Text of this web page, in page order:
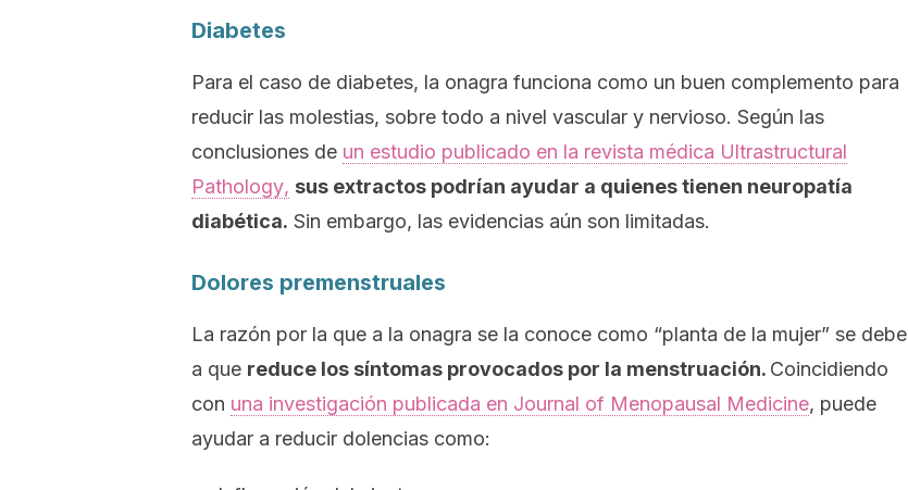
Diabetes
Para el caso de diabetes, la onagra funciona como un buen complemento para
reducir las molestias, sobre todo a nivel vascular y nervioso. Según las
conclusiones de un estudio publicado en la revista médica Ultrastructural
Pathology, sus extractos podrían ayudar a quienes tienen neuropatía
diabética. Sin embargo, las evidencias aún son limitadas.
Dolores premenstruales
La razón por la que a la onagra se la conoce como “planta de la mujer” se debe
a que reduce los síntomas provocados por la menstruación. Coincidiendo
con una investigación publicada en Journal of Menopausal Medicine, puede
ayudar a reducir dolencias como: